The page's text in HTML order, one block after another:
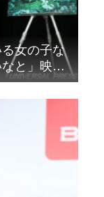
女の子な
と」映画